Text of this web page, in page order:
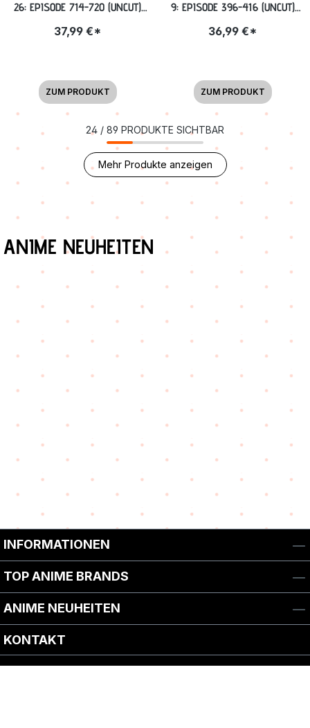
26: EPISODE 714-720 (UNCUT)
37,99 €*
ZUM PRODUKT
9: EPISODE 396-416 (UNCUT)
36,99 €*
ZUM PRODUKT
24 / 89 PRODUKTE SICHTBAR
Mehr Produkte anzeigen
Produktgalerie überspringen
ANIME NEUHEITEN
INFORMATIONEN
TOP ANIME BRANDS
ANIME NEUHEITEN
KONTAKT
TOP ANIME GENRES